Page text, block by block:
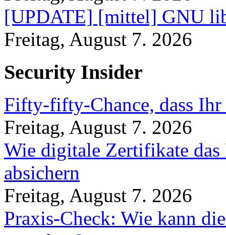
[UPDATE] [mittel] GNU
Freitag, August 7. 2026
Security Insider
Fifty-fifty-Chance, dass
Freitag, August 7. 2026
Wie digitale Zertifikate
absichern
Freitag, August 7. 2026
Praxis-Check: Wie kann